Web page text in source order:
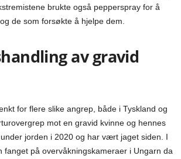
brukte også pepperspray for å
de som forsøkte å hjelpe dem.
av gravid
for flere slike angrep, både i Tyskland og
mot en gravid kvinne og hennes
jorden i 2020 og har vært jaget siden. I
fanget på overvåkningskameraer i Ungarn da